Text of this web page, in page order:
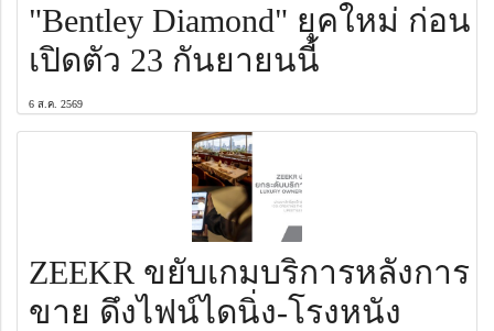
"Bentley Diamond" ยุคใหม่ ก่อน
เปิดตัว 23 กันยายนนี้
6 ส.ค. 2569
ZEEKR ขยับเกมบริการหลังการ
ขาย ดึงไฟน์ไดนิ่ง-โรงหนัง